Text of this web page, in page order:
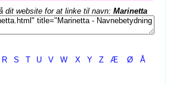
dit website for at linke til navn: Marinetta
R S T U V W X Y Z Æ Ø Å